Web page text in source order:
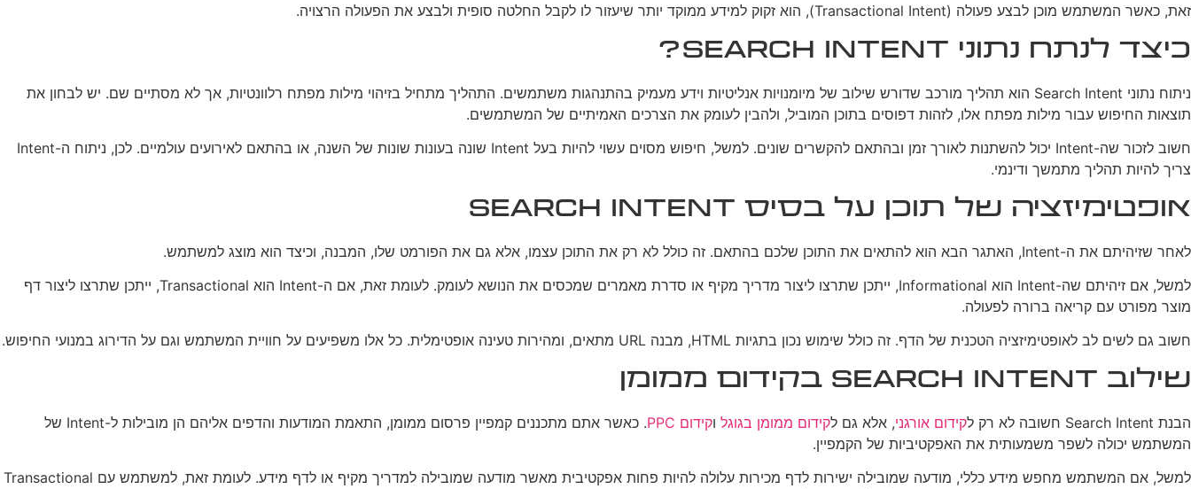
זאת, כאשר המשתמש מוכן לבצע פעולה (Transactional Intent), הוא זקוק למידע ממוקד יותר שיעזור לו לקבל החלטה סופית ולבצע את הפעולה הרצויה.
כיצד לנתח נתוני Search Intent?
ניתוח נתוני Search Intent הוא תהליך מורכב שדורש שילוב של מיומנויות אנליטיות וידע מעמיק בהתנהגות משתמשים. התהליך מתחיל בזיהוי מילות מפתח רלוונטיות, אך לא מסתיים שם. יש לבחון את
תוצאות החיפוש עבור מילות מפתח אלו, לזהות דפוסים בתוכן המוביל, ולהבין לעומק את הצרכים האמיתיים של המשתמשים.
חשוב לזכור שה-Intent יכול להשתנות לאורך זמן ובהתאם להקשרים שונים. למשל, חיפוש מסוים עשוי להיות בעל Intent שונה בעונות שונות של השנה, או בהתאם לאירועים עולמיים. לכן, ניתוח ה-Intent
צריך להיות תהליך מתמשך ודינמי.
אופטימיזציה של תוכן על בסיס Search Intent
לאחר שזיהיתם את ה-Intent, האתגר הבא הוא להתאים את התוכן שלכם בהתאם. זה כולל לא רק את התוכן עצמו, אלא גם את הפורמט שלו, המבנה, וכיצד הוא מוצג למשתמש.
למשל, אם זיהיתם שה-Intent הוא Informational, ייתכן שתרצו ליצור מדריך מקיף או סדרת מאמרים שמכסים את הנושא לעומק. לעומת זאת, אם ה-Intent הוא Transactional, ייתכן שתרצו ליצור דף
מוצר מפורט עם קריאה ברורה לפעולה.
חשוב גם לשים לב לאופטימיזציה הטכנית של הדף. זה כולל שימוש נכון בתגיות HTML, מבנה URL מתאים, ומהירות טעינה אופטימלית. כל אלו משפיעים על חוויית המשתמש וגם על הדירוג במנועי החיפוש.
שילוב Search Intent בקידום ממומן
הבנת Search Intent חשובה לא רק ל קידום אורגני, אלא גם לקידום ממומן בגוגל וקידום PPC
. כאשר אתם מתכננים קמפיין פרסום ממומן, התאמת המודעות והדפים אליהם הן מובילות ל-Intent של
המשתמש יכולה לשפר משמעותית את האפקטיביות של הקמפיין.
למשל, אם המשתמש מחפש מידע כללי, מודעה שמובילה ישירות לדף מכירות עלולה להיות פחות אפקטיבית מאשר מודעה שמובילה למדריך מקיף או לדף מידע. לעומת זאת, למשתמש עם Transactional